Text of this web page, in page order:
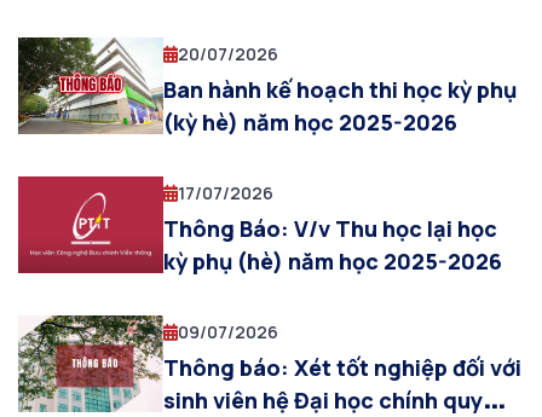
(đợt 5, từ ngày 03/08/2026 đến
ngày 12/08/2026)
20/07/2026
Ban hành kế hoạch thi học kỳ phụ
(kỳ hè) năm học 2025-2026
17/07/2026
Thông Báo: V/v Thu học lại học
kỳ phụ (hè) năm học 2025-2026
09/07/2026
Thông báo: Xét tốt nghiệp đối với
sinh viên hệ Đại học chính quy